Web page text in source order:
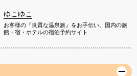
ゆこゆこ
お客様の『良質な温泉旅』をお手伝い。国内の旅
館・宿・ホテルの宿泊予約サイト